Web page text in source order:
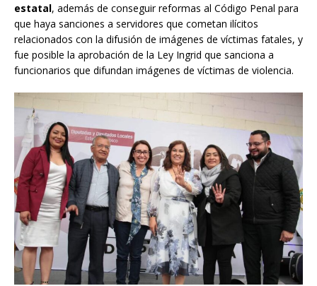
estatal, además de conseguir reformas al Código Penal para
que haya sanciones a servidores que cometan ilícitos
relacionados con la difusión de imágenes de víctimas fatales, y
fue posible la aprobación de la Ley Ingrid que sanciona a
funcionarios que difundan imágenes de víctimas de violencia.